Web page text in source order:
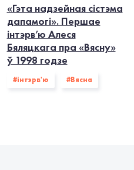
«Гэта надзейная сістэма
дапамогі». Першае
інтэрв’ю Алеся
Бяляцкага пра «Вясну»
ў 1998 годзе
#інтэрв'ю #Вясна